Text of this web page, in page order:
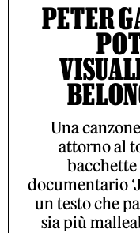
PETER
Una
attorno al
documentario
un testo che
sia più